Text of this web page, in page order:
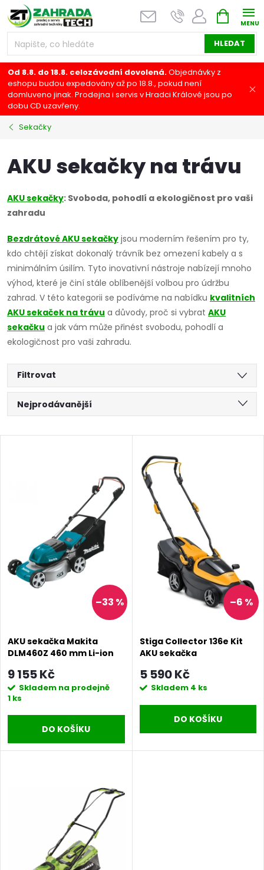
Přejít
na
obsah
HLEDAT
NÁKUPNÍ
KOŠÍK
Od 8.8. do 18.8. celozávodní dovolená.Objednávky z
eshopu budou expedovány až po 18.8., pokud není
domluveno jinak. Prodejna i servis v Hradci Králové jsou po
dobu CD uzavřeny.
Sekačky
AKU sekačky na trávu
AKU sekačky: Svoboda, pohodlí a ekologičnost pro vaši
zahradu
Bezdrátové AKU sekačky jsou moderním řešením pro ty,
kdo chtějí získat dokonalý trávník bez omezení kabely a s
minimálním úsilím. Tyto inovativní nástroje nabízejí mnoho
výhod, které je činí stále oblíbenější volbou pro údržbu
zahrad. V této kategorii se podíváme na nabídku kvalitních
AKU sekaček na trávu a důvody, proč si vybrat AKU
sekačku a jak vám může přinést svobodu, pohodlí a
ekologičnost pro vaši zahradu.
Filtrovat
Ř
a
í
p
o
d
u
t
Nejprodávanější
s
o
d
u
k
–33 %
AKU sekačka Makita
DLM460Z 460 mm Li-ion
9 155 Kč
Skladem na prodejně
1 ks
DO KOŠÍKU
–6 %
Stiga Collector 136e Kit
AKU sekačka
5 590 Kč
Skladem 4 ks
DO KOŠÍKU